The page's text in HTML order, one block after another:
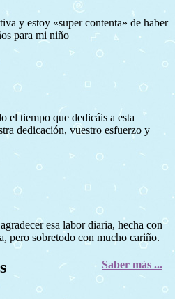
y estoy «super contenta» de haber
para mi niño
el tiempo que dedicáis a esta
dedicación, vuestro esfuerzo y
esa labor diaria, hecha con
pero sobretodo con mucho cariño.
Saber más ...